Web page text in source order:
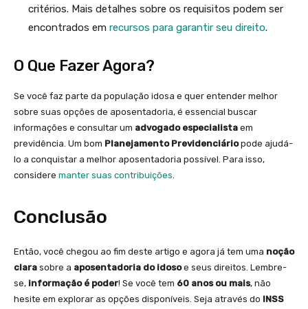
critérios. Mais detalhes sobre os requisitos podem ser
encontrados em recursos para garantir seu direito.
O Que Fazer Agora?
Se você faz parte da população idosa e quer entender melhor
sobre suas opções de aposentadoria, é essencial buscar
informações e consultar um advogado especialista em
previdência. Um bom Planejamento Previdenciáriopode ajudá-
lo a conquistar a melhor aposentadoria possível. Para isso,
considere manter suas contribuições.
Conclusão
Então, você chegou ao fim deste artigo e agora já tem uma noção
clara sobre a aposentadoria do idosoe seus direitos. Lembre-
se, informação é poder! Se você tem 60 anos ou mais, não
hesite em explorar as opções disponíveis. Seja através do INSS